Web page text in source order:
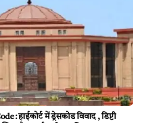
: हाईकोर्ट में ड्रेसकोड विवाद , डिप्टी